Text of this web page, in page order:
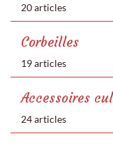
20 articles
Corbeilles
19 articles
Accessoires
24 articles